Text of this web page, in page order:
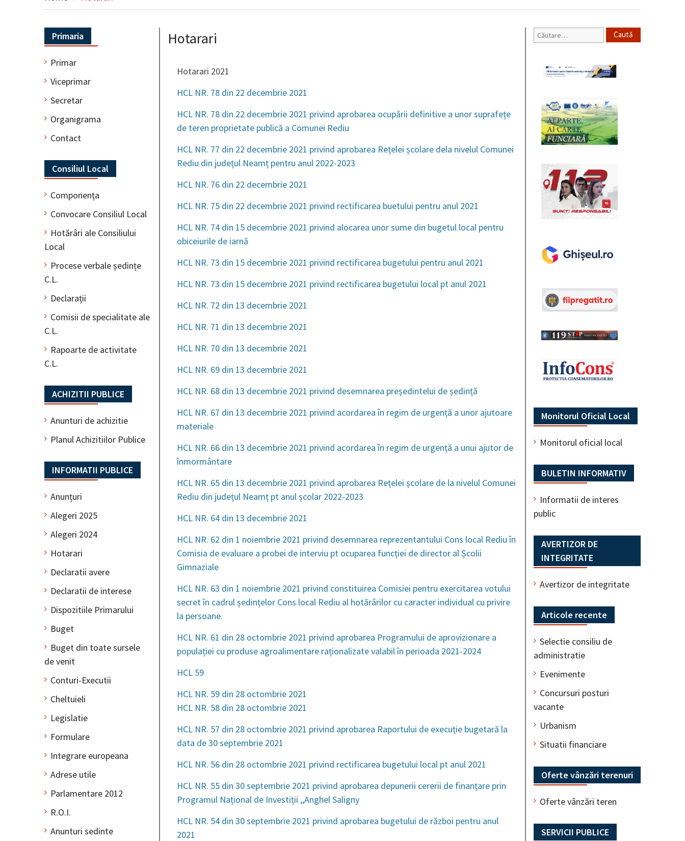
Hotarari
Hotarari 2021
HCL NR. 78 din 22 decembrie 2021
HCL NR. 78 din 22 decembrie 2021 privind aprobarea ocupării definitive a unor suprafețe
de teren proprietate publică a Comunei Rediu
HCL NR. 77 din 22 decembrie 2021 privind aprobarea Rețelei școlare dela nivelul Comunei
Rediu din județul Neamț pentru anul 2022-2023
HCL NR. 76 din 22 decembrie 2021
HCL NR. 75 din 22 decembrie 2021 privind rectificarea buetului pentru anul 2021
HCL NR. 74 din 15 decembrie 2021 privind alocarea unor sume din bugetul local pentru
obiceiurile de iarnă
HCL NR. 73 din 15 decembrie 2021 privind rectificarea bugetului pentru anul 2021
HCL NR. 73 din 15 decembrie 2021 privind rectificarea bugetului local pt anul 2021
HCL NR. 72 din 13 decembrie 2021
HCL NR. 71 din 13 decembrie 2021
HCL NR. 70 din 13 decembrie 2021
HCL NR. 69 din 13 decembrie 2021
HCL NR. 68 din 13 decembrie 2021 privind desemnarea președintelui de ședință
HCL NR. 67 din 13 decembrie 2021 privind acordarea în regim de urgență a unor ajutoare
materiale
HCL NR. 66 din 13 decembrie 2021 privind acordarea în regim de urgență a unui ajutor de
înmormântare
HCL NR. 65 din 13 decembrie 2021 privind aprobarea Rețelei școlare de la nivelul Comunei
Rediu din județul Neamț pt anul școlar 2022-2023
HCL NR. 64 din 13 decembrie 2021
HCL NR. 62 din 1 noiembrie 2021 privind desemnarea reprezentantului Cons local Rediu în
Comisia de evaluare a probei de interviu pt ocuparea funcției de director al Școlii
Gimnaziale
HCL NR. 63 din 1 noiembrie 2021 privind constituirea Comisiei pentru exercitarea votului
secret în cadrul ședințelor Cons.local Rediu al hotărârilor cu caracter individual cu privire
la persoane.
HCL NR. 61 din 28 octombrie 2021 privind aprobarea Programului de aprovizionare a
populației cu produse agroalimentare raționalizate valabil în perioada 2021-2024
HCL 59
HCL NR. 59 din 28 octombrie 2021
HCL NR. 58 din 28 octombrie 2021
HCL NR. 57 din 28 octombrie 2021 privind aprobarea Raportului de execuție bugetară la
data de 30 septembrie 2021
HCL NR. 56 din 28 octombrie 2021 privind rectificarea bugetului local pt anul 2021
HCL NR. 55 din 30 septembrie 2021 privind aprobarea depunerii cererii de finanțare prin
Programul Național de Investiții ,,Anghel Saligny
HCL NR. 54 din 30 septembrie 2021 privind aprobarea bugetului de război pentru anul
2021
Caută
Monitorul Oficial Local
Monitorul oficial local
BULETIN INFORMATIV
Informatii de interes
public
AVERTIZOR DE
INTEGRITATE
Avertizor de integritate
Articole recente
Selectie consiliu de
administratie
Evenimente
Concursuri posturi
vacante
Urbanism
Situatii financiare
Oferte vânzări terenuri
Oferte vânzări teren
SERVICII PUBLICE
Primaria
Primar
Viceprimar
Secretar
Organigrama
Contact
Consiliul Local
Componența
Convocare Consiliul Local
Hotărâri ale Consiliului
Local
Procese verbale ședințe
C.L.
Declarații
Comisii de specialitate ale
C.L.
Rapoarte de activitate
C.L.
ACHIZITII PUBLICE
Anunturi de achizitie
Planul Achizitiilor Publice
INFORMATII PUBLICE
Anunțuri
Alegeri 2025
Alegeri 2024
Hotarari
Declaratii avere
Declaratii de interese
Dispozitiile Primarului
Buget
Buget din toate sursele
de venit
Conturi-Executii
Cheltuieli
Legislatie
Formulare
Integrare europeana
Adrese utile
Parlamentare 2012
R.O.I.
Anunturi sedinte